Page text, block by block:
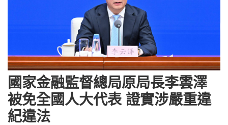
國家金融監督總局原局長李雲澤
被免全國人大代表 證實涉嚴重違
紀違法